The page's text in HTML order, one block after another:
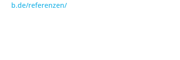
b.de/referenzen/